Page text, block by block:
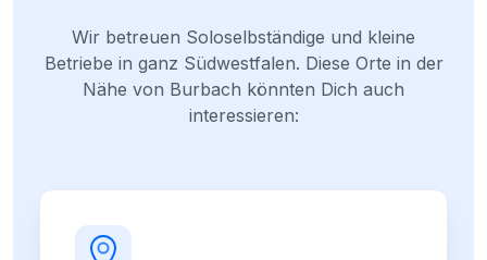
Wir betreuen Soloselbständige und kleine
Betriebe in ganz Südwestfalen. Diese Orte in der
Nähe von Burbach könnten Dich auch
interessieren: